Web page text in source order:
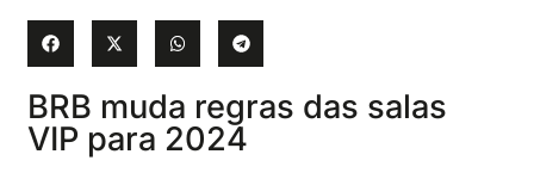
BRB muda regras das salas
VIP para 2024